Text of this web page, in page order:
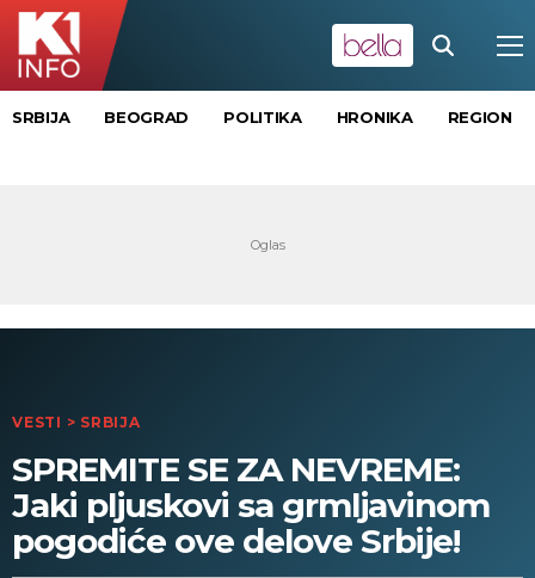
SRBIJA BEOGRAD POLITIKA HRONIKA REGION
VESTI > SRBIJA
SPREMITE SE ZA NEVREME:
Jaki pljuskovi sa grmljavinom
pogodiće ove delove Srbije!